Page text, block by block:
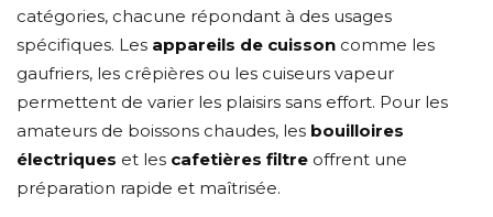
catégories, chacune répondant à des usages
spécifiques. Les appareils de cuisson comme les
gaufriers, les crêpières ou les cuiseurs vapeur
permettent de varier les plaisirs sans effort. Pour les
amateurs de boissons chaudes, les bouilloires
électriques et les cafetières filtre offrent une
préparation rapide et maîtrisée.